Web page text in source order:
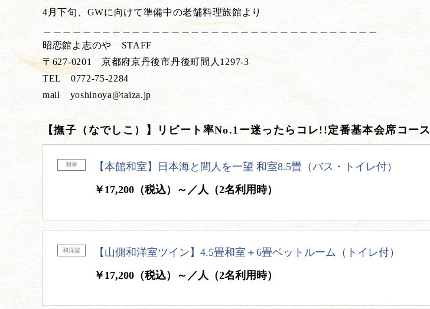
4月下旬、GWに向けて準備中の老舗料理旅館より
＿＿＿＿＿＿＿＿＿＿＿＿＿＿＿＿＿＿＿＿＿＿＿＿＿＿＿＿＿＿＿＿＿＿
昭恋館よ志のや STAFF
〒627-0201 京都府京丹後市丹後町間人1297-3
TEL 0772-75-2284
mail yoshinoya@taiza.jp
【撫子（なでしこ）】リピート率No.1ー迷ったらコレ!!定番基本会席コース
和室
【本館和室】日本海と間人を一望 和室8.5畳（バス・トイレ付）
￥17,200（税込）～／人（2名利用時）
和洋室
【山側和洋室ツイン】4.5畳和室＋6畳ベットルーム（トイレ付）
￥17,200（税込）～／人（2名利用時）